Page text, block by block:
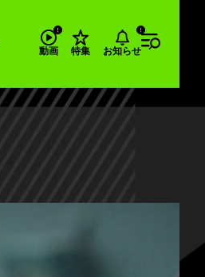
動画 特集 お知らせ